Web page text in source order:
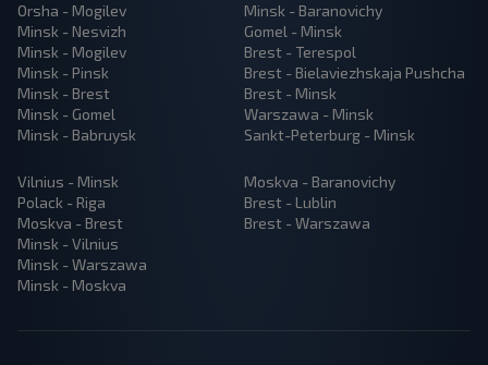
Orsha - Mogilev
Minsk - Nesvizh
Minsk - Mogilev
Minsk - Pinsk
Minsk - Brest
Minsk - Gomel
Minsk - Babruysk
Minsk - Baranovichy
Gomel - Minsk
Brest - Terespol
Brest - Bielaviezhskaja Pushcha
Brest - Minsk
Warszawa - Minsk
Sankt-Peterburg - Minsk
Vilnius - Minsk
Polack - Riga
Moskva - Brest
Minsk - Vilnius
Minsk - Warszawa
Minsk - Moskva
Moskva - Baranovichy
Brest - Lublin
Brest - Warszawa